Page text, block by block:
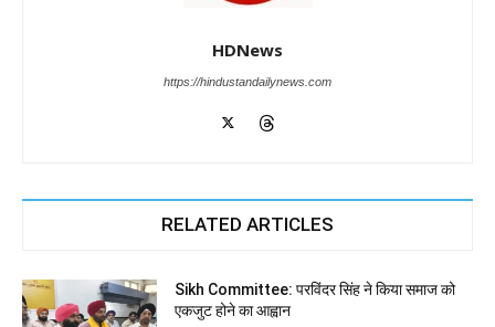
HDNews
https://hindustandailynews.com
RELATED ARTICLES
Sikh Committee: परविंदर सिंह ने किया समाज को
एकजुट होने का आह्वान